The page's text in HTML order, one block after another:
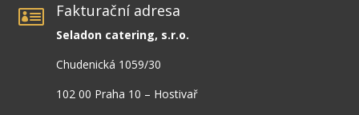
 Fakturační adresa
Seladon catering, s.r.o.
Chudenická 1059/30
102 00 Praha 10 – Hostivař